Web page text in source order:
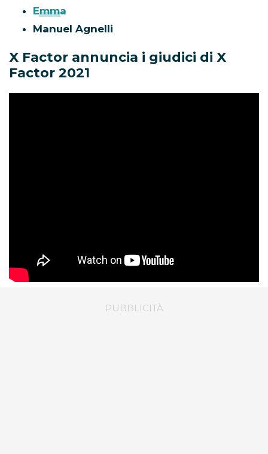
Emma
Manuel Agnelli
X Factor annuncia i giudici di X
Factor 2021